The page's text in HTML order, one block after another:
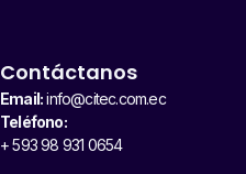
Contáctanos
Email:info@citec.com.ec
Teléfono:
+ 593 98 931 0654